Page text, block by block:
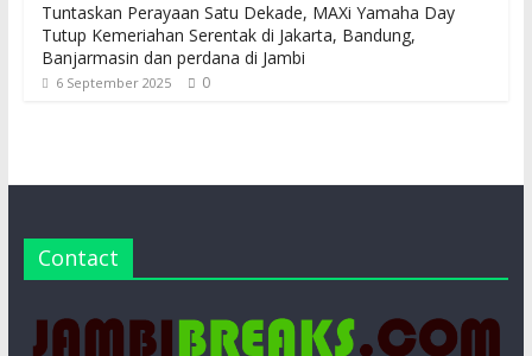
Tuntaskan Perayaan Satu Dekade, MAXi Yamaha Day
Tutup Kemeriahan Serentak di Jakarta, Bandung,
Banjarmasin dan perdana di Jambi
6 September 2025 0
Contact